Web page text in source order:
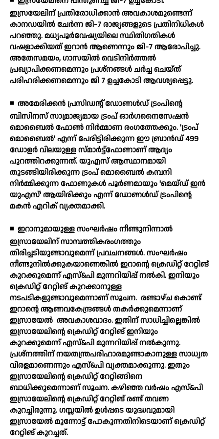
ഇസ്രയേലിന് പ്രതിരോധിക്കാന്‍ അവകാശമുണ്ടെന്ന്
കാനഡയില്‍ ചേര്‍ന്ന ജി-7 രാജ്യങ്ങളുടെ പ്രതിനിധികള്‍
പറഞ്ഞു. മധ്യപൂര്‍വേഷ്യയിലെ സ്ഥിതിഗതികള്‍
വഷളാക്കിയത് ഇറാന്‍ ആണെന്നും ജി-7 ആരോപിച്ചു.
അതേസമയം, ഗാസയില്‍ വെടിനിര്‍ത്തല്‍
പ്രഖ്യാപിക്കണമെന്നും പ്രശ്‌നങ്ങള്‍ ചര്‍ച്ച ചെയ്ത്
പരിഹരിക്കണമെന്നും ജി 7 ഉച്ചകോടി ആവശ്യപ്പെട്ടു.
◾ അമേരിക്കന്‍ പ്രസിഡന്റ് ഡോണള്‍ഡ് ട്രംപിന്റെ
ബിസിനസ് സാമ്രാജ്യമായ ട്രംപ് ഓര്‍ഗനൈസേഷന്‍
മൊബൈല്‍ ഫോണ്‍ നിര്‍മ്മാണ രംഗത്തേക്കും. 'ട്രംപ്
മൊബൈല്‍' എന്ന് പേരിട്ടിരിക്കുന്ന ഈ ബ്രാന്‍ഡ് 499
ഡോളര്‍ വിലയുള്ള സ്മാര്‍ട്ട്‌ഫോണാണ് ആദ്യം
പുറത്തിറക്കുന്നത്. യുഎസ് ആസ്ഥാനമായി
തുടങ്ങിയിരിക്കുന്ന ട്രംപ് മൊബൈല്‍ കമ്പനി
നിര്‍മ്മിക്കുന്ന ഫോണുകള്‍ പൂര്‍ണമായും 'മെയ്ഡ് ഇന്‍
യുഎസ്' ആയിരിക്കും എന്ന് ഡോണള്‍ഡ് ട്രംപിന്റെ
മകന്‍ എറിക് വ്യക്തമാക്കി.
◾ ഇറാനുമായുള്ള സംഘര്‍ഷം നീണ്ടുനിന്നാല്‍
ഇസ്രായേലിന് സാമ്പത്തികരംഗത്തും
തിരിച്ചടിയുണ്ടാവുമെന്ന് പ്രവചനങ്ങള്‍. സംഘര്‍ഷം
നീണ്ടുനില്‍ക്കുകയാണെങ്കില്‍ ഇറാന്റെ ക്രെഡിറ്റ് റേറ്റിങ്
കുറക്കുമെന്ന് എസ്&പി മുന്നറിയിപ്പ് നല്‍കി. ഇനിയും
ക്രെഡിറ്റ് റേറ്റിങ് കുറക്കാനുള്ള
നടപടികളുണ്ടാവുമെന്നാണ് സൂചന. രണ്ടാഴ്ച കൊണ്ട്
ഇറാന്റെ ആണവകേന്ദ്രങ്ങള്‍ തകര്‍ക്കുമെന്നാണ്
ഇസ്രായേല്‍ അവകാശവാദം. ഇതിന് സാധിച്ചില്ലെങ്കില്‍
ഇസ്രായേലിന്റെ ക്രെഡിറ്റ് റേറ്റിങ് ഇനിയും
കുറക്കുമെന്ന് എസ്&പി മുന്നറിയിപ്പ് നല്‍കുന്നു.
പ്രശ്നത്തിന് നയതന്ത്രപരിഹാരമുണ്ടാകാനുള്ള സാധ്യത
വിരളമാണെന്നും എസ്&പി വ്യക്തമാക്കുന്നു. ഇതും
ഇസ്രായേലിന്റെ ക്രെഡിറ്റ് റേറ്റിങ്ങിനെ
ബാധിക്കുമെന്നാണ് സൂചന. കഴിഞ്ഞ വര്‍ഷം എസ്&പി
ഇസ്രായേലിന്റെ ക്രെഡിറ്റ് റേറ്റിങ് രണ്ട് തവണ
കുറച്ചിരുന്നു. ഗസ്സയില്‍ ഉള്‍പ്പടെ യുദ്ധവുമായി
ഇസ്രായേല്‍ മുന്നോട്ട് പോകുന്നതിനിടെയാണ് ക്രെഡിറ്റ്
റേറ്റിങ് കുറച്ചത്.